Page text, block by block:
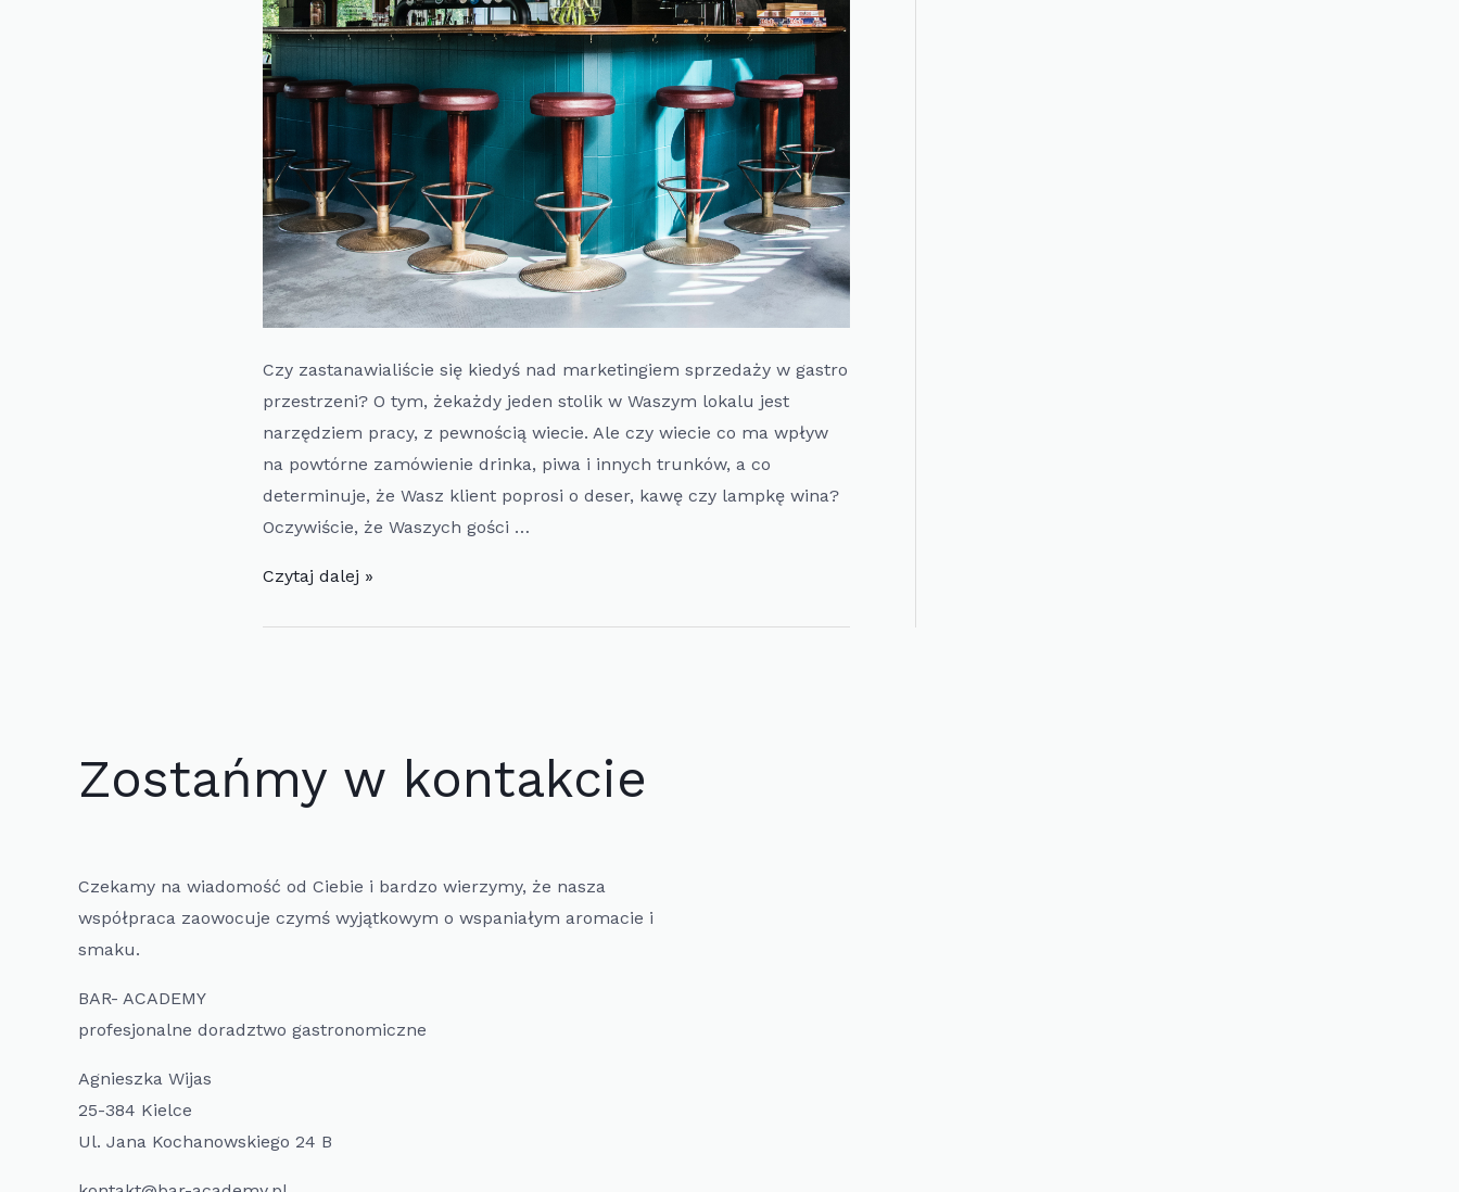
Czy zastanawialiście się kiedyś nad marketingiem sprzedaży w gastro
przestrzeni? O tym, żekażdy jeden stolik w Waszym lokalu jest
narzędziem pracy, z pewnością wiecie. Ale czy wiecie co ma wpływ
na powtórne zamówienie drinka, piwa i innych trunków, a co
determinuje, że Wasz klient poprosi o deser, kawę czy lampkę wina?
Oczywiście, że Waszych gości …
Doradztwo
bardzo
Czytaj dalej »
Zostańmy w kontakcie
Czekamy na wiadomość od Ciebie i bardzo wierzymy, że nasza
współpraca zaowocuje czymś wyjątkowym o wspaniałym aromacie i
smaku.
BAR- ACADEMY
profesjonalne doradztwo gastronomiczne
Agnieszka Wijas
25-384 Kielce
Ul. Jana Kochanowskiego 24 B